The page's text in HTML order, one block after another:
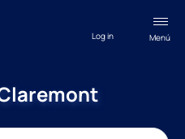
Menú
Log in